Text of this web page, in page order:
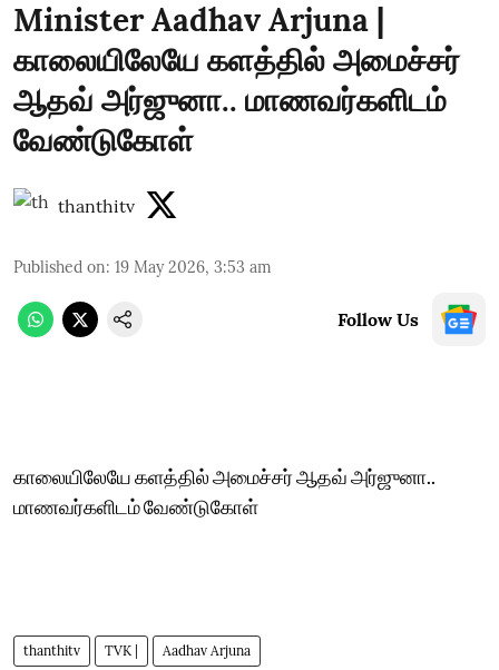
Minister Aadhav Arjuna |
காலையிலேயே களத்தில் அமைச்சர்
ஆதவ் அர்ஜுனா.. மாணவர்களிடம்
வேண்டுகோள்
thanthitv
Published on: 19 May 2026, 3:53 am
Follow Us
காலையிலேயே களத்தில் அமைச்சர் ஆதவ் அர்ஜுனா..
மாணவர்களிடம் வேண்டுகோள்
thanthitv TVK | Aadhav Arjuna